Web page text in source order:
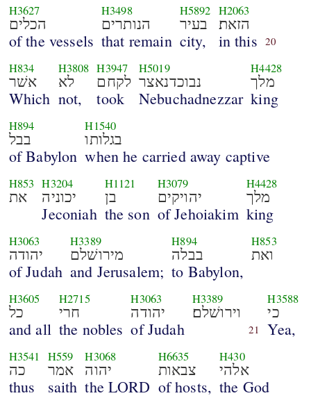
H3627
הכלים
of the vessels
H3498
הנותרים
that remain
H5892
בעיר
city,
H2063
הזאת׃
in this 20
H834
אשׁר
Which
H3808
לא
not,
H3947
לקחם
took
H5019
נבוכדנאצר
Nebuchadnezzar
H4428
מלך
king
H894
בבל
of Babylon
H1540
בגלותו
when he carried away captive
H853
את
H3204
יכוניה
Jeconiah
H1121
בן
the son
H3079
יהויקים
of Jehoiakim
H4428
מלך
king
H3063
יהודה
of Judah
H3389
מירושׁלם
and Jerusalem;
H894
בבלה
to Babylon,
H853
ואת
H3605
כל
and all
H2715
חרי
the nobles
H3063
יהודה
of Judah
H3389
וירושׁלם׃
21
H3588
כי
Yea,
H3541
כה
thus
H559
אמר
saith
H3068
יהוה
the LORD
H6635
צבאות
of hosts,
H430
אלהי
the God